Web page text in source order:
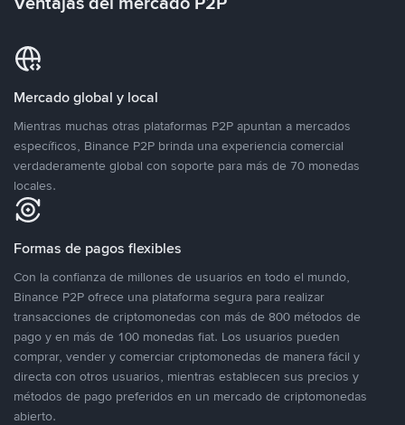
Mercado global y local
Mientras muchas otras plataformas P2P apuntan a mercados
específicos, Binance P2P brinda una experiencia comercial
verdaderamente global con soporte para más de 70 monedas
locales.
Formas de pagos flexibles
Con la confianza de millones de usuarios en todo el mundo,
Binance P2P ofrece una plataforma segura para realizar
transacciones de criptomonedas con más de 800 métodos de
pago y en más de 100 monedas fiat. Los usuarios pueden
comprar, vender y comerciar criptomonedas de manera fácil y
directa con otros usuarios, mientras establecen sus precios y
métodos de pago preferidos en un mercado de criptomonedas
abierto.